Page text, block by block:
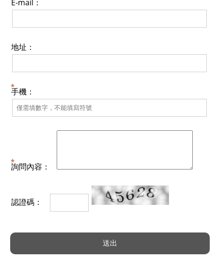
E-mail：
地址：
手機：
詢問內容：
認證碼：